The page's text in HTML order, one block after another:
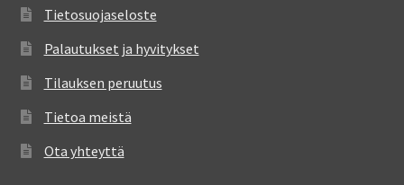
Tietosuojaseloste
Palautukset ja hyvitykset
Tilauksen peruutus
Tietoa meistä
Ota yhteyttä